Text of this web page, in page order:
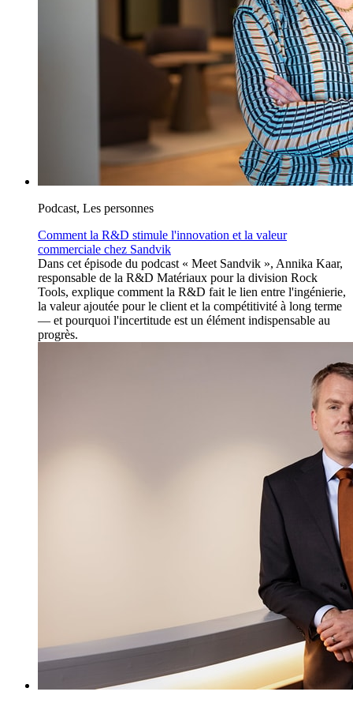
Podcast, Les personnes
Comment la R&D stimule l'innovation et la valeur
commerciale chez Sandvik
Dans cet épisode du podcast « Meet Sandvik », Annika Kaar,
responsable de la R&D Matériaux pour la division Rock
Tools, explique comment la R&D fait le lien entre l'ingénierie,
la valeur ajoutée pour le client et la compétitivité à long terme
— et pourquoi l'incertitude est un élément indispensable au
progrès.